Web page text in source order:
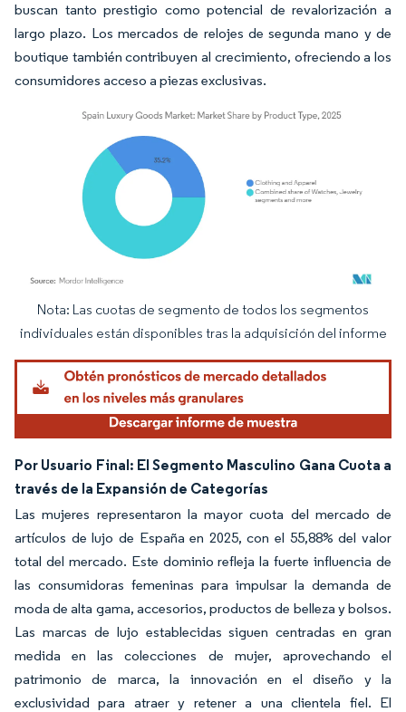
buscan tanto prestigio como potencial de revalorización a
largo plazo. Los mercados de relojes de segunda mano y de
boutique también contribuyen al crecimiento, ofreciendo a los
consumidores acceso a piezas exclusivas.
Imagen © Mordor Intelligence. El uso requiere atribución según CC BY 4.0.
Nota: Las cuotas de segmento de todos los segmentos
individuales están disponibles tras la adquisición del informe
Por Usuario Final: El Segmento Masculino Gana Cuota a
través de la Expansión de Categorías
Las mujeres representaron la mayor cuota del mercado de
artículos de lujo de España en 2025, con el 55,88% del valor
total del mercado. Este dominio refleja la fuerte influencia de
las consumidoras femeninas para impulsar la demanda de
moda de alta gama, accesorios, productos de belleza y bolsos.
Las marcas de lujo establecidas siguen centradas en gran
medida en las colecciones de mujer, aprovechando el
patrimonio de marca, la innovación en el diseño y la
exclusividad para atraer y retener a una clientela fiel. El